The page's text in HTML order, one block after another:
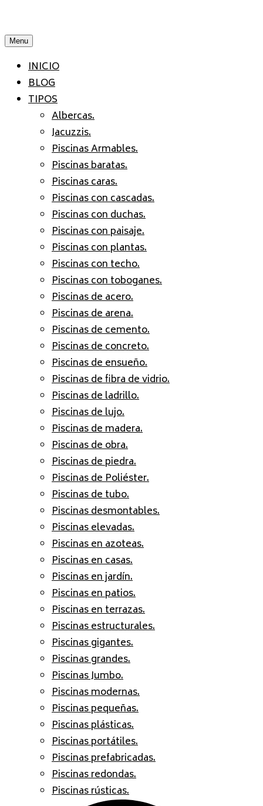
Menu
INICIO
BLOG
TIPOS
Albercas.
Jacuzzis.
Piscinas Armables.
Piscinas baratas.
Piscinas caras.
Piscinas con cascadas.
Piscinas con duchas.
Piscinas con paisaje.
Piscinas con plantas.
Piscinas con techo.
Piscinas con toboganes.
Piscinas de acero.
Piscinas de arena.
Piscinas de cemento.
Piscinas de concreto.
Piscinas de ensueño.
Piscinas de fibra de vidrio.
Piscinas de ladrillo.
Piscinas de lujo.
Piscinas de madera.
Piscinas de obra.
Piscinas de piedra.
Piscinas de Poliéster.
Piscinas de tubo.
Piscinas desmontables.
Piscinas elevadas.
Piscinas en azoteas.
Piscinas en casas.
Piscinas en jardín.
Piscinas en patios.
Piscinas en terrazas.
Piscinas estructurales.
Piscinas gigantes.
Piscinas grandes.
Piscinas Jumbo.
Piscinas modernas.
Piscinas pequeñas.
Piscinas plásticas.
Piscinas portátiles.
Piscinas prefabricadas.
Piscinas redondas.
Piscinas rústicas.